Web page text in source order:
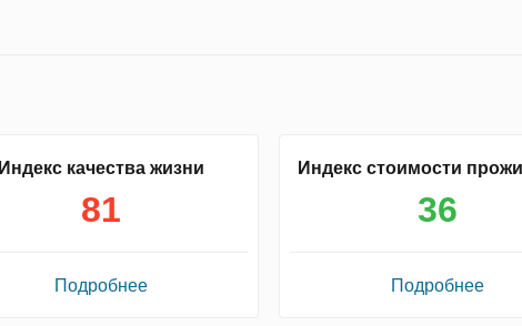
Индекс качества жизни
81
Подробнее
Индекс стоимости
36
Подробнее